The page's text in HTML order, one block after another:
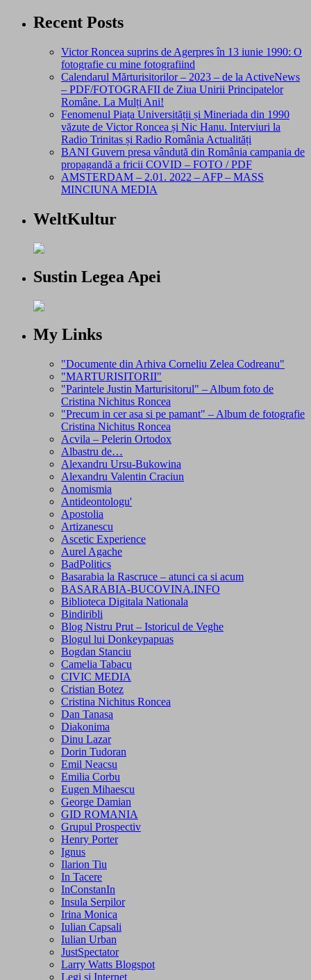
Recent Posts
Victor Roncea suprins de Agerpres în 13 iunie 1990: O
fotografie cu mine fotografiind
Calendarul Mărturisitorilor – 2023 – de la ActiveNews
– PDF/FOTOGRAFII de Ziua Unirii Principatelor
Române. La Mulți Ani!
Fenomenul Piața Universității și Mineriada din 1990
văzute de Victor Roncea și Nic Hanu. Interviuri la
Radio Trinitas și Radio România Actualități
BANI Guvern presa vândută din România campania de
propagandă a fricii COVID – FOTO / PDF
AMSTERDAM – 2.01. 2022 – AFP – MASS
MINCIUNA MEDIA
WeltKultur
Sustin Legea Apei
My Links
"Documente din Arhiva Corneliu Zelea Codreanu"
"MARTURISITORII"
"Parintele Justin Marturisitorul" – Album foto de
Cristina Nichitus Roncea
"Precum in cer asa si pe pamant" – Album de fotografie
Cristina Nichitus Roncea
Acvila – Pelerin Ortodox
Albastru de…
Alexandru Ursu-Bukowina
Alexandru Valentin Craciun
Anomismia
Antideontologu'
Apostolia
Artizanescu
Ascetic Experience
Aurel Agache
BadPolitics
Basarabia la Rascruce – atunci ca si acum
BASARABIA-BUCOVINA.INFO
Biblioteca Digitala Nationala
Bindiribli
Blog Nistru Prut – Istoricul de Veghe
Blogul lui Donkeypapuas
Bogdan Stanciu
Camelia Tabacu
CIVIC MEDIA
Cristian Botez
Cristina Nichitus Roncea
Dan Tanasa
Diakonima
Dinu Lazar
Dorin Tudoran
Emil Neacsu
Emilia Corbu
Eugen Mihaescu
George Damian
GID ROMANIA
Grupul Prospectiv
Henry Porter
Ignus
Ilarion Tiu
In Tacere
InConstanIn
Insula Serpilor
Irina Monica
Iulian Capsali
Iulian Urban
JustSpectator
Larry Watts Blogspot
Legi si Internet